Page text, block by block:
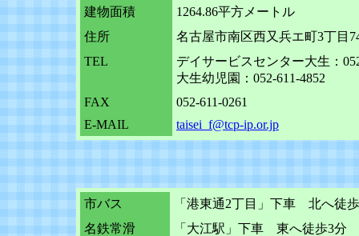
建物面積
1264.86平方メートル
住所
名古屋市南区西又兵エ町3丁目
TEL
デイサービスセンター大生：
大生幼児園：052-611-4852
FAX
052-611-0261
E-MAIL
taisei_f@tcp-ip.or.jp
市バス
「港東通2丁目」下車 北へ徒
名鉄常滑
「大江駅」下車 東へ徒歩3分